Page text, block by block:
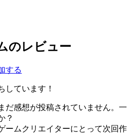
のレビュー
する
しています！
だ感想が投稿されていません。一
？
ームクリエイターにとって次回作